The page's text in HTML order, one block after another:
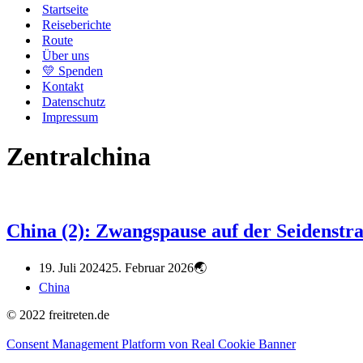
Startseite
Reiseberichte
Route
Über uns
💛 Spenden
Kontakt
Datenschutz
Impressum
Zentralchina
China (2): Zwangspause auf der
19. Juli 202425. Februar 2026
China
© 2022 freitreten.de
Consent Management Platform von Real Cookie Banner